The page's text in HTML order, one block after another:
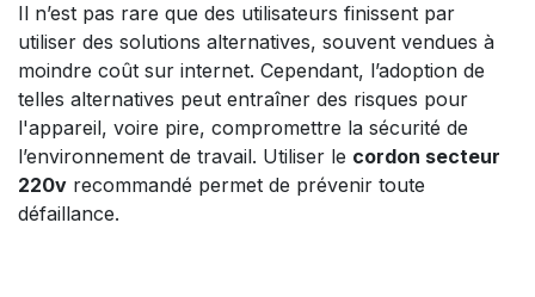
Il n’est pas rare que des utilisateurs finissent par
utiliser des solutions alternatives, souvent vendues à
moindre coût sur internet. Cependant, l’adoption de
telles alternatives peut entraîner des risques pour
l'appareil, voire pire, compromettre la sécurité de
l’environnement de travail. Utiliser le cordon secteur
220v recommandé permet de prévenir toute
défaillance.